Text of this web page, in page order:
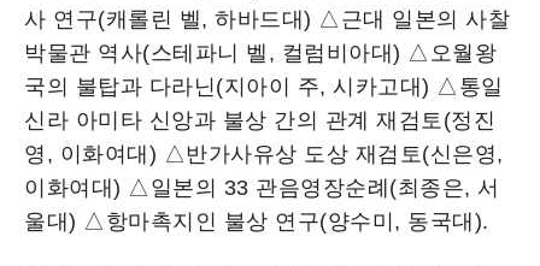
사 연구(캐롤린 벨, 하바드대) △근대 일본의 사찰
박물관 역사(스테파니 벨, 컬럼비아대) △오월왕
국의 불탑과 다라닌(지아이 주, 시카고대) △통일
신라 아미타 신앙과 불상 간의 관계 재검토(정진
영, 이화여대) △반가사유상 도상 재검토(신은영,
이화여대) △일본의 33 관음영장순례(최종은, 서
울대) △항마촉지인 불상 연구(양수미, 동국대).